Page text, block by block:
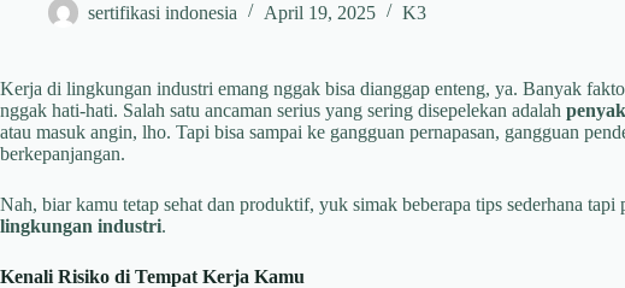
sertifikasi indonesia April 19, 2025 K3
Kerja di lingkungan industri emang nggak bisa dianggap enteng, ya. Banyak
nggak hati-hati. Salah satu ancaman serius yang sering disepelekan adalah
atau masuk angin, lho. Tapi bisa sampai ke gangguan pernapasan, gangguan
berkepanjangan.
Nah, biar kamu tetap sehat dan produktif, yuk simak beberapa tips sederhana tapi
lingkungan industri.
Kenali Risiko di Tempat Kerja Kamu